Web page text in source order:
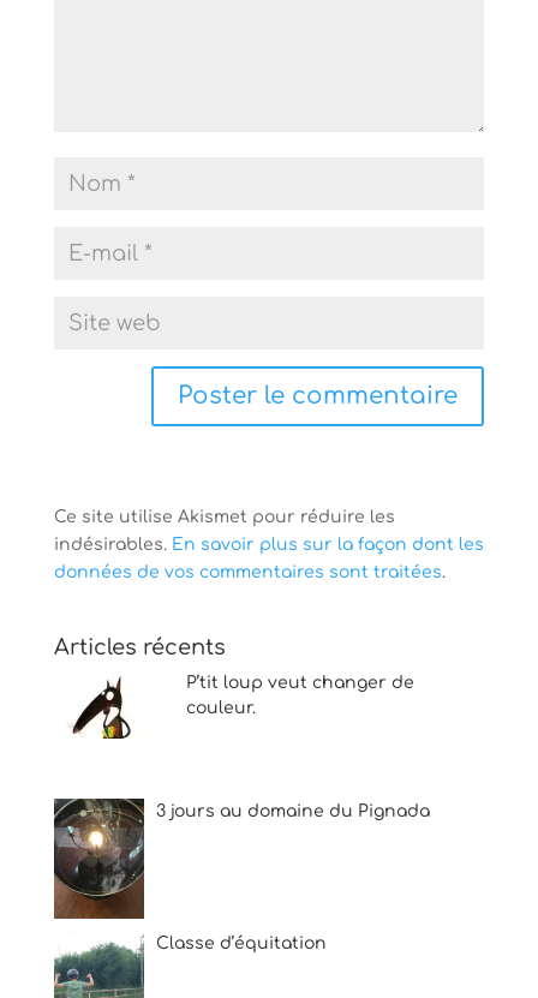
Ce site utilise Akismet pour réduire les
indésirables. En savoir plus sur la façon dont les
données de vos commentaires sont traitées.
Articles récents
P’tit loup veut changer de
couleur.
3 jours au domaine du Pignada
Classe d’équitation